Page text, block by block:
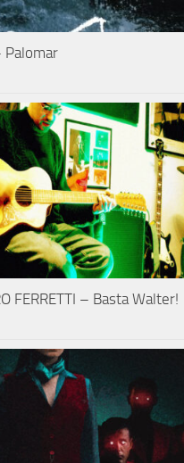
Palomar
FERRETTI – Basta Walter!